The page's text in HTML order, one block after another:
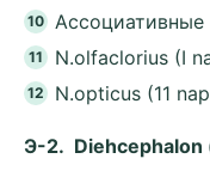
N.olfaclorius (I
N.opticus (11
Э-2. Diehcephalon